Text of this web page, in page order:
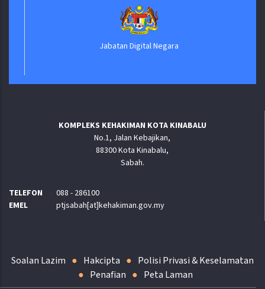
Jabatan Digital Negara
KOMPLEKS KEHAKIMAN KOTA KINABALU
No.1, Jalan Kebajikan,
88300 Kota Kinabalu,
Sabah.
TELEFON
088 - 286100
EMEL
ptjsabah[at]kehakiman.gov.my
Soalan Lazim Hakcipta
Polisi Privasi & Keselamatan
Penafian
Peta Laman